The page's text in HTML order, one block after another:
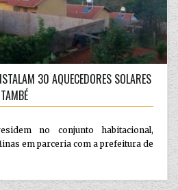
30 AQUECEDORES SOLARES
no conjunto habitacional,
em parceria com a prefeitura de